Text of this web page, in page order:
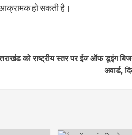
हो सकती है।
को राष्ट्रीय स्तर पर ईज ऑफ डूइंग
अवार्ड,